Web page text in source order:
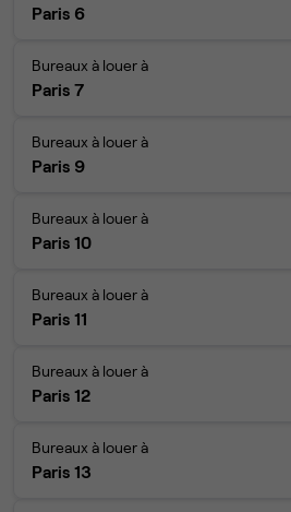
Paris 6
Bureaux à louer à
Paris 7
Bureaux à louer à
Paris 9
Bureaux à louer à
Paris 10
Bureaux à louer à
Paris 11
Bureaux à louer à
Paris 12
Bureaux à louer à
Paris 13